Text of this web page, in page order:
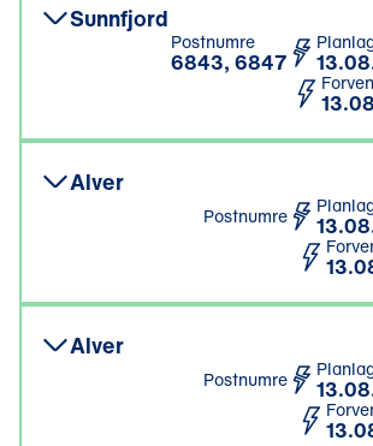
Sunnfjord
Postnumre
6843, 6847
Alver
Postnumre
Alver
Postnumre